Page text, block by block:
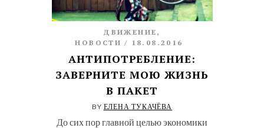
ДВИЖЕНИЕ ,
НОВОСТИ
18.08.2016
АНТИПОТРЕБЛЕНИЕ:
ЗАВЕРНИТЕ МОЮ ЖИЗНЬ
В ПАКЕТ
BY ЕЛЕНА ТУКАЧЁВА
До сих пор главной целью экономики